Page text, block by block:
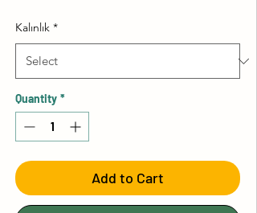
Kalınlık *
Quantity *
Add to Cart